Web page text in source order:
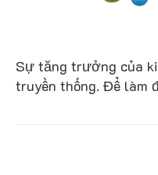
Sự tăng trưởng của
truyền thống. Để làm